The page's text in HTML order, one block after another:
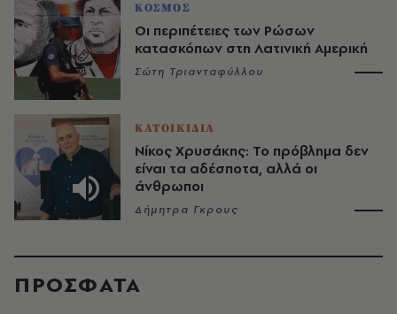
ΚΟΣΜΟΣ
Οι περιπέτειες των Ρώσων
κατασκόπων στη Λατινική Αμερική
Σώτη Τριανταφύλλου
ΚΑΤΟΙΚΙΔΙΑ
Νίκος Χρυσάκης: Το πρόβλημα δεν
είναι τα αδέσποτα, αλλά οι
άνθρωποι
Δήμητρα Γκρους
ΠΡΟΣΦΑΤΑ